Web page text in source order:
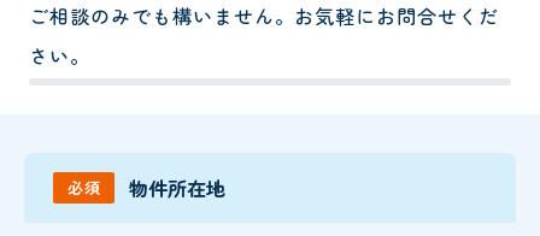
ご相談のみでも構いません。 お気軽にお問合せくだ
さい。
必須 物件所在地